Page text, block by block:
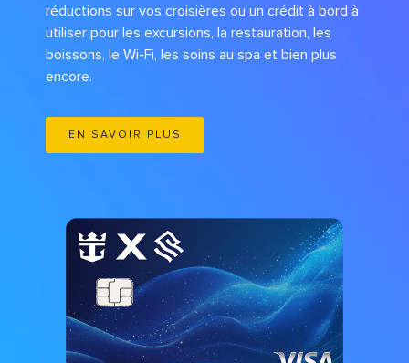
réductions sur vos croisières ou un crédit à bord à
utiliser pour les excursions, la restauration, les
boissons, le Wi-Fi, les soins au spa et bien plus
encore.
EN SAVOIR PLUS